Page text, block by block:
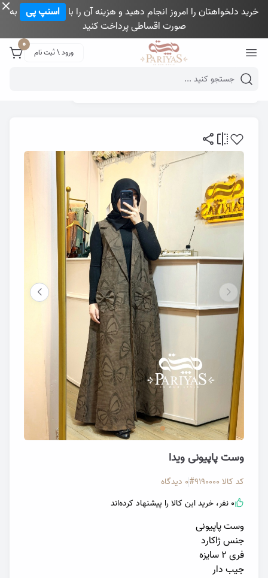
خرید دلخواهتان را امروز انجام دهید و هزینه آن را با اسنپ پی به
صورت اقساطی پرداخت کنید
ورود \ ثبت نام
0
Mobile header search
گالری پری یاس
وست پاپیونی ویدا
کد کالا 9190000# 0 دیدگاه
0 نفر، خرید این کالا را پیشنهاد کرده‌اند
وست پاپیونی
جنس ژاکارد
فری ۲ سایزه
جیب دار